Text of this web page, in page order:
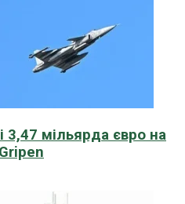
3,47 мільярда євро на